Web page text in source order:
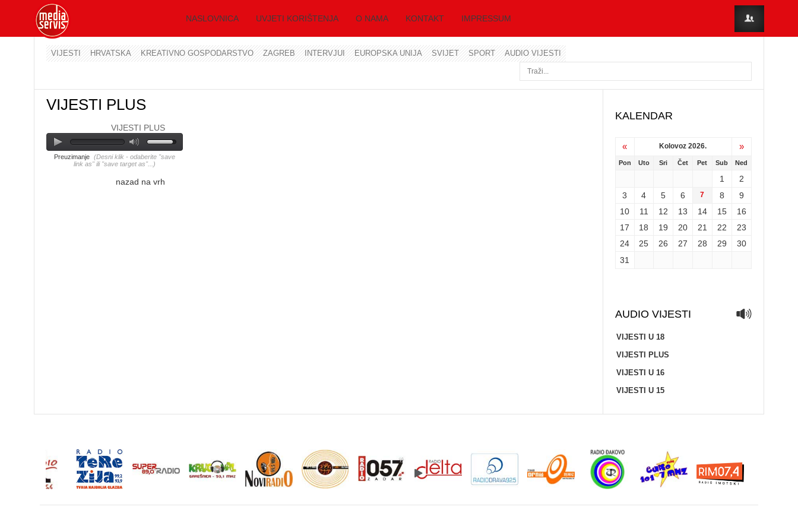
NASLOVNICA UVJETI KORIŠTENJA O NAMA KONTAKT IMPRESSUM
VIJESTI HRVATSKA KREATIVNO GOSPODARSTVO ZAGREB INTERVJUI EUROPSKA UNIJA SVIJET SPORT AUDIO VIJESTI
VIJESTI PLUS
VIJESTI PLUS
Preuzimanje (Desni klik - odaberite "save
link as" ili "save target as"...)
nazad na vrh
KALENDAR
« Kolovoz 2026. »
Pon Uto Sri Čet Pet Sub Ned
1
2
3
4 5 6 7 8
9
10
11 12 13 14 15
16
17
18 19 20 21 22
23
24
25 26 27 28 29
30
31
AUDIO VIJESTI
VIJESTI U 18
VIJESTI PLUS
VIJESTI U 16
VIJESTI U 15